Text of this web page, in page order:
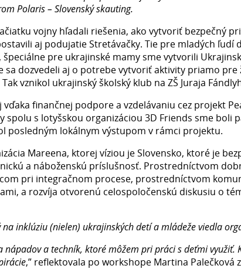
Polaris – Slovenský skauting.
začiatku vojny hľadali riešenia, ako vytvoriť bezpečný
aj podujatie Stretávačky. Tie pre mladých ľudí
pre ukrajinské mamy sme vytvorili
sa dozvedeli aj o potrebe vytvoriť aktivity priamo pre
vznikol ukrajinský školský klub na ZŠ Juraja
finančnej podpore a vzdelávaniu cez projekt
spolu s lotyšskou organizáciou 3D Friends sme
posledným lokálnym výstupom v rámci projektu.
Mareena, ktorej víziou je Slovensko, ktoré je
a náboženskú príslušnosť. Prostredníctvom
pri integračnom procese, prostredníctvom
a rozvíja otvorenú celospoločenskú diskusiu o
inklúziu (nielen) ukrajinských detí a mládeže viedla
nápadov a techník, ktoré môžem pri práci s deťmi využiť.
,” reflektovala po workshope Martina Palečková